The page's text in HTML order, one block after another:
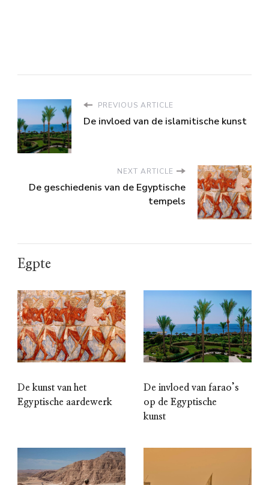
PREVIOUS ARTICLE
De invloed van de islamitische kunst
NEXT ARTICLE
De geschiedenis van de Egyptische
tempels
Egpte
De kunst van het
Egyptische aardewerk
De invloed van farao’s
op de Egyptische
kunst